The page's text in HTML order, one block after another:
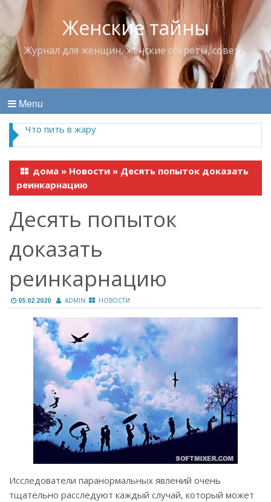
Женские тайны
Журнал для женщин, женские секреты, советы
Menu
Что пить в жару
дома » Новости » Десять попыток доказать
реинкарнацию
Десять попыток
доказать
реинкарнацию
05.02.2020 ADMIN НОВОСТИ
Исследователи паранормальных явлений очень
тщательно расследуют каждый случай, который может